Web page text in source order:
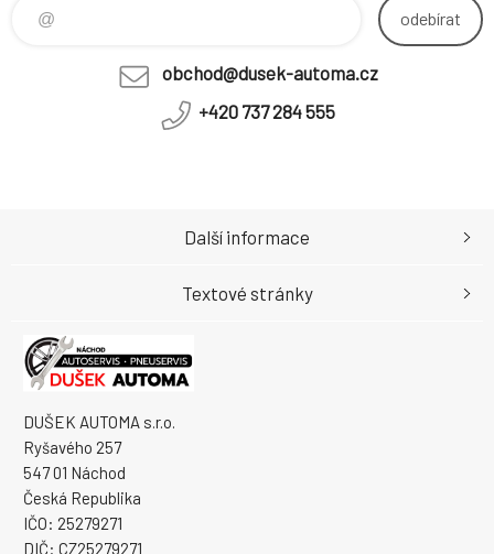
odebírat
obchod@dusek-automa.cz
+420 737 284 555
DUŠEK AUTOMA s.r.o.
Ryšavého 257
547 01 Náchod
Česká Republika
IČO: 25279271
DIČ: CZ25279271
Další informace
Textové stránky